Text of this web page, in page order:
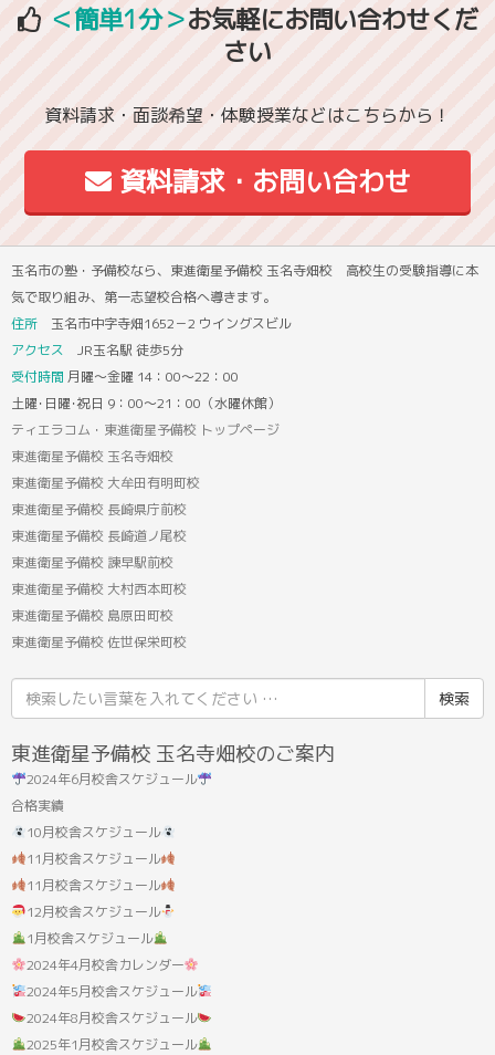
＜簡単1分＞お気軽にお問い合わせくだ
さい
資料請求・面談希望・体験授業などはこちらから！
資料請求・お問い合わせ
玉名市の塾・予備校なら、東進衛星予備校 玉名寺畑校 高校生の受験指導に本
気で取り組み、第一志望校合格へ導きます。
住所 玉名市中字寺畑1652－2 ウイングスビル
アクセス JR玉名駅 徒歩5分
受付時間 月曜～金曜 14：00～22：00
土曜･日曜･祝日 9：00～21：00（水曜休館）
ティエラコム・東進衛星予備校 トップページ
東進衛星予備校 玉名寺畑校
東進衛星予備校 大牟田有明町校
東進衛星予備校 長崎県庁前校
東進衛星予備校 長崎道ノ尾校
東進衛星予備校 諫早駅前校
東進衛星予備校 大村西本町校
東進衛星予備校 島原田町校
東進衛星予備校 佐世保栄町校
索
結
果:
東進衛星予備校 玉名寺畑校のご案内
2024年6月校舎スケジュール
合格実績
10月校舎スケジュール
11月校舎スケジュール
11月校舎スケジュール
12月校舎スケジュール
1月校舎スケジュール
2024年4月校舎カレンダー
2024年5月校舎スケジュール
2024年8月校舎スケジュール
2025年1月校舎スケジュール